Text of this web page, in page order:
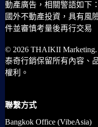
動產廣告，相關警語如下：
國外不動產投資，具有風
件並審慎考量後再行交易
© 2026 THAIKII Marketing.
泰奇行銷保留所有內容、
權利。
聯繫方式
Bangkok Office (VibeAsia)